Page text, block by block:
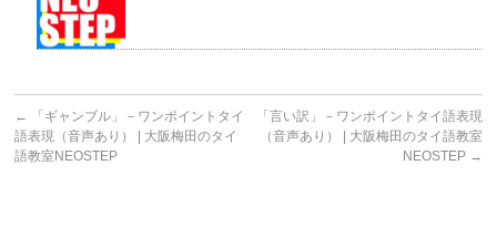
←
「ギャンブル」－ワンポイントタイ
語表現（音声あり） | 大阪梅田のタイ
語教室NEOSTEP
「言い訳」－ワンポイントタイ語表現
（音声あり） | 大阪梅田のタイ語教室
NEOSTEP →